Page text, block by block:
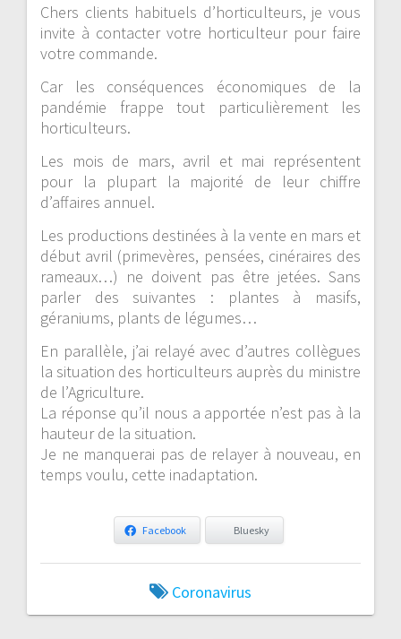
Chers clients habituels d’horticulteurs, je vous
invite à contacter votre horticulteur pour faire
votre commande.
Car les conséquences économiques de la
pandémie frappe tout particulièrement les
horticulteurs.
Les mois de mars, avril et mai représentent
pour la plupart la majorité de leur chiffre
d’affaires annuel.
Les productions destinées à la vente en mars et
début avril (primevères, pensées, cinéraires des
rameaux…) ne doivent pas être jetées. Sans
parler des suivantes : plantes à masifs,
géraniums, plants de légumes…
En parallèle, j’ai relayé avec d’autres collègues
la situation des horticulteurs auprès du ministre
de l’Agriculture.
La réponse qu’il nous a apportée n’est pas à la
hauteur de la situation.
Je ne manquerai pas de relayer à nouveau, en
temps voulu, cette inadaptation.
Facebook Bluesky
Coronavirus